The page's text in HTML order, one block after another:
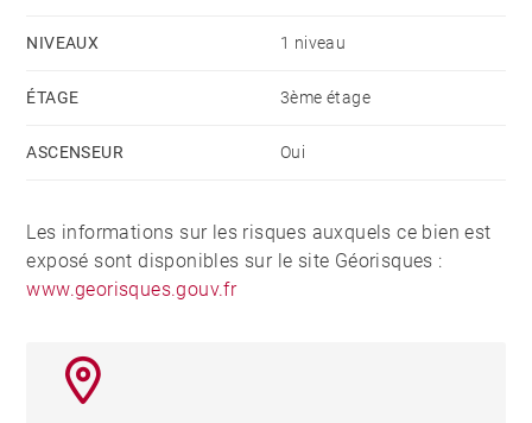
NIVEAUX 1 niveau
ÉTAGE 3ème étage
ASCENSEUR Oui
Les informations sur les risques auxquels ce bien est
exposé sont disponibles sur le site Géorisques :
www.georisques.gouv.fr